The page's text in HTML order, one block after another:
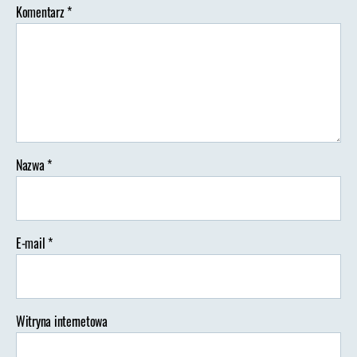
Komentarz*
Nazwa*
E-mail*
Witryna internetowa